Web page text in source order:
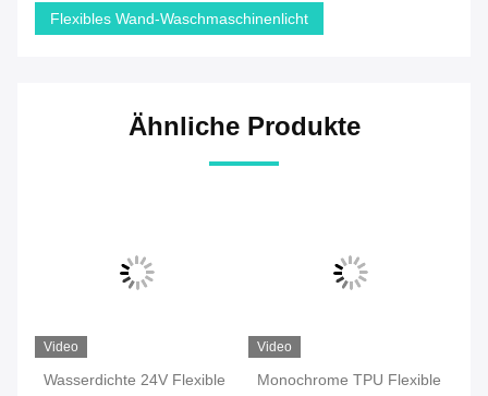
Flexibles Wand-Waschmaschinenlicht
Ähnliche Produkte
Video
Wasserdichte 24V Flexible
Video
Monochrome TPU Flexible